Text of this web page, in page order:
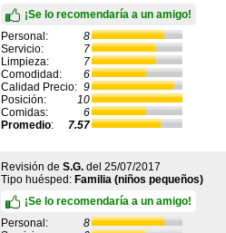
¡Se lo recomendaría a un amigo!
Personal:
8
Servicio:
7
Limpieza:
7
Comodidad:
6
Calidad Precio: 9
Posición:
10
Comidas:
6
Promedio: 7.57
Revisión de S.G. del 25/07/2017
Tipo huésped: Familia (niños pequeños)
¡Se lo recomendaría a un amigo!
Personal:
8